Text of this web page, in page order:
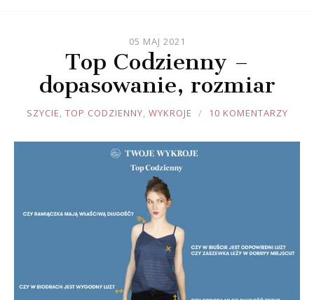
05 MAJ 2021
Top Codzienny –
dopasowanie, rozmiar
JOULE
SZYCIE, TOP CODZIENNY, WYKROJE 10 KOMENTARZY